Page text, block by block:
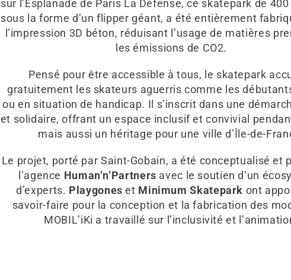
sur l’Esplanade de Paris La Défense, ce skatepark de 400
sous la forme d’un flipper géant, a été entièrement
l’impression 3D béton, réduisant l’usage de matières
les émissions de CO2.
Pensé pour être accessible à tous, le skatepark
gratuitement les skateurs aguerris comme les
ou en situation de handicap. Il s’inscrit dans une
et solidaire, offrant un espace inclusif et convivial
mais aussi un héritage pour une ville d’Île-de-
Le projet, porté par Saint-Gobain, a été conceptualisé et
l’agence Human’n’Partners avec le soutien d’un
d’experts. Playgones et Minimum Skatepark ont
savoir-faire pour la conception et la fabrication des
MOBIL’iKi a travaillé sur l’inclusivité et